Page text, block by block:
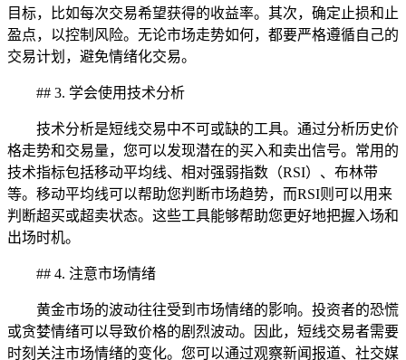
目标，比如每次交易希望获得的收益率。其次，确定止损和止
盈点，以控制风险。无论市场走势如何，都要严格遵循自己的
交易计划，避免情绪化交易。
## 3. 学会使用技术分析
技术分析是短线交易中不可或缺的工具。通过分析历史价
格走势和交易量，您可以发现潜在的买入和卖出信号。常用的
技术指标包括移动平均线、相对强弱指数（RSI）、布林带
等。移动平均线可以帮助您判断市场趋势，而RSI则可以用来
判断超买或超卖状态。这些工具能够帮助您更好地把握入场和
出场时机。
## 4. 注意市场情绪
黄金市场的波动往往受到市场情绪的影响。投资者的恐慌
或贪婪情绪可以导致价格的剧烈波动。因此，短线交易者需要
时刻关注市场情绪的变化。您可以通过观察新闻报道、社交媒